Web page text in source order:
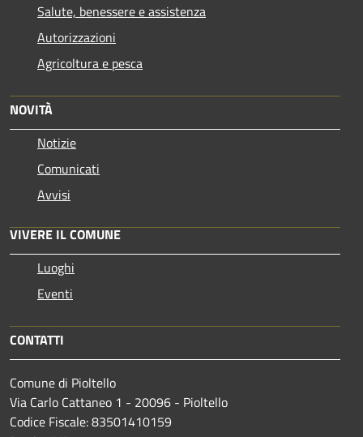
Salute, benessere e assistenza
Autorizzazioni
Agricoltura e pesca
NOVITÀ
Notizie
Comunicati
Avvisi
VIVERE IL COMUNE
Luoghi
Eventi
CONTATTI
Comune di Pioltello
Via Carlo Cattaneo 1 - 20096 - Pioltello
Codice Fiscale: 83501410159